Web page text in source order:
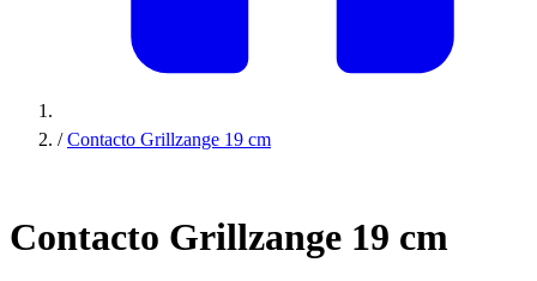
/ Contacto Grillzange 19 cm
Contacto Grillzange 19 cm